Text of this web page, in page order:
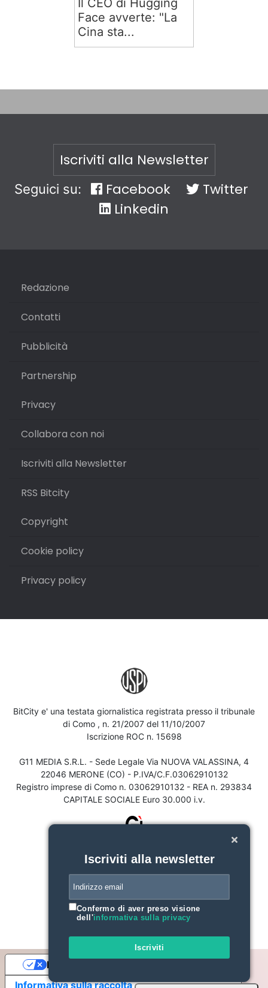
Il CEO di Hugging
Face avverte: "La
Cina sta...
Iscriviti alla Newsletter
Seguici su: Facebook
Twitter
Linkedin
Redazione
Contatti
Pubblicità
Partnership
Privacy
Collabora con noi
Iscriviti alla Newsletter
RSS Bitcity
Copyright
Cookie policy
Privacy policy
BitCity e' una testata giornalistica registrata presso il tribunale
di Como , n. 21/2007 del 11/10/2007
Iscrizione ROC n. 15698
G11 MEDIA S.R.L. - Sede Legale Via NUOVA VALASSINA, 4
22046 MERONE (CO) - P.IVA/C.F.03062910132
Registro imprese di Como n. 03062910132 - REA n. 293834
CAPITALE SOCIALE Euro 30.000 i.v.
Iscriviti alla newsletter
Confermo di aver preso visione
dell'informativa sulla privacy
Iscriviti
Informativa sulla raccolta
Le tue preferenze relative alla privacy